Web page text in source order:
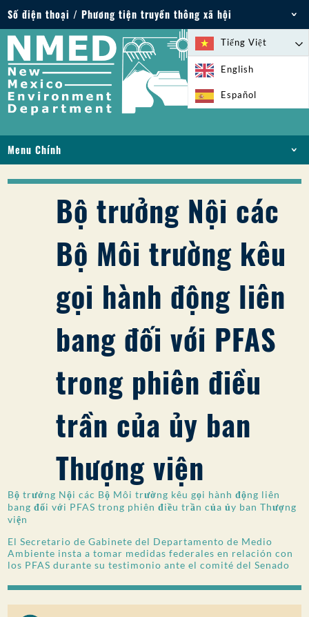
Số điện thoại / Phương tiện truyền thông xã hội
Điện thoại: 505-827-2855
1-800-219-6157
Trường hợp khẩn cấp về môi trường: 505-827-
9329 (24 giờ)
Tiếng Việt
English
Español
Menu Chính
GIẤY PHÉP VÀ GIẤY PHÉP
TUÂN THỦ VÀ THỰC THI
DỊCH VỤ TRỰC TUYẾN
SỰ THAM GIA CỦA CÔNG CHÚNG
Bộ trưởng Nội các
Bộ Môi trường kêu
gọi hành động liên
bang đối với PFAS
trong phiên điều
trần của ủy ban
Thượng viện
Bộ trưởng Nội các Bộ Môi trường kêu gọi hành động liên
bang đối với PFAS trong phiên điều trần của ủy ban Thượng
viện
El Secretario de Gabinete del Departamento de Medio
Ambiente insta a tomar medidas federales en relación con
los PFAS durante su testimonio ante el comité del Senado